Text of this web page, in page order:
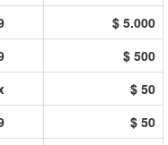
$ 5.000
$ 500
$ 50
$ 50